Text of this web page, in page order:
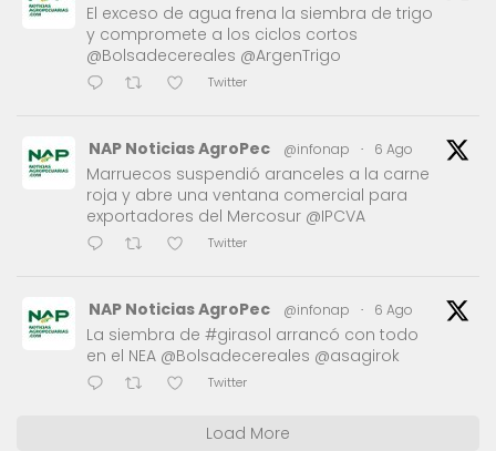
El exceso de agua frena la siembra de trigo
y compromete a los ciclos cortos
@Bolsadecereales @ArgenTrigo
Twitter
NAP Noticias AgroPec @infonap · 6 Ago
Marruecos suspendió aranceles a la carne
roja y abre una ventana comercial para
exportadores del Mercosur @IPCVA
Twitter
NAP Noticias AgroPec @infonap · 6 Ago
La siembra de #girasol arrancó con todo
en el NEA @Bolsadecereales @asagirok
Twitter
Load More